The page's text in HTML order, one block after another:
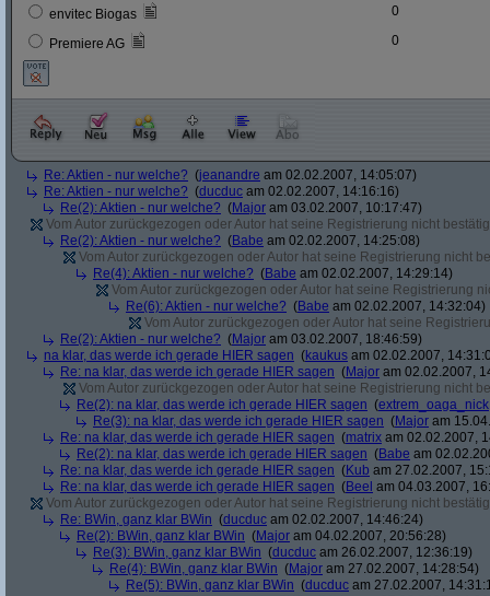
envitec Biogas 0
Premiere AG 0
Re: Aktien - nur welche? (jeanandre am 02.02.2007, 14:05:07)
Re: Aktien - nur welche? (ducduc am 02.02.2007, 14:16:16)
Re(2): Aktien - nur welche? (Major am 03.02.2007, 10:17:47)
Vom Autor zurückgezogen oder Autor hat seine Registrierung nicht
Re(2): Aktien - nur welche? (Babe am 02.02.2007, 14:25:08)
Vom Autor zurückgezogen oder Autor hat seine Registrierung nicht
Re(4): Aktien - nur welche? (Babe am 02.02.2007, 14:29:14)
Vom Autor zurückgezogen oder Autor hat seine Registrierung
Re(6): Aktien - nur welche? (Babe am 02.02.2007, 14:32:04)
Vom Autor zurückgezogen oder Autor hat seine
Re(2): Aktien - nur welche? (Major am 03.02.2007, 18:46:59)
na klar, das werde ich gerade HIER sagen (kaukus am 02.02.2007,
Re: na klar, das werde ich gerade HIER sagen (Major am 02.02.2007,
Vom Autor zurückgezogen oder Autor hat seine Registrierung nicht
Re(2): na klar, das werde ich gerade HIER sagen (extrem_oaga_nick
Re(3): na klar, das werde ich gerade HIER sagen (Major am
Re: na klar, das werde ich gerade HIER sagen (matrix am 02.02.2007,
Re(2): na klar, das werde ich gerade HIER sagen (Babe am
Re: na klar, das werde ich gerade HIER sagen (Kub am 27.02.2007,
Re: na klar, das werde ich gerade HIER sagen (Beel am 04.03.2007,
Vom Autor zurückgezogen oder Autor hat seine Registrierung nicht
Re: BWin, ganz klar BWin (ducduc am 02.02.2007, 14:46:24)
Re(2): BWin, ganz klar BWin (Major am 04.02.2007, 20:56:28)
Re(3): BWin, ganz klar BWin (ducduc am 26.02.2007, 12:36:19)
Re(4): BWin, ganz klar BWin (Major am 27.02.2007, 14:28:54)
Re(5): BWin, ganz klar BWin (ducduc am 27.02.2007,